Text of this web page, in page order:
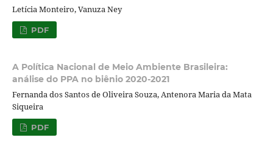
Letícia Monteiro, Vanuza Ney
PDF
A Política Nacional de Meio Ambiente Brasileira:
análise do PPA no biênio 2020-2021
Fernanda dos Santos de Oliveira Souza, Antenora Maria da Mata
Siqueira
PDF